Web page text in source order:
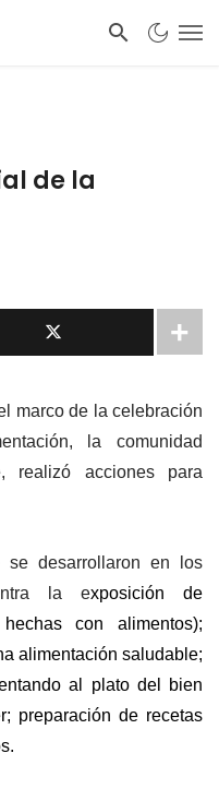
de la
marco de la celebración
la comunidad
realizó acciones para
se desarrollaron en los
la exposición de
con alimentos);
alimentación saludable;
al plato del bien
preparación de recetas